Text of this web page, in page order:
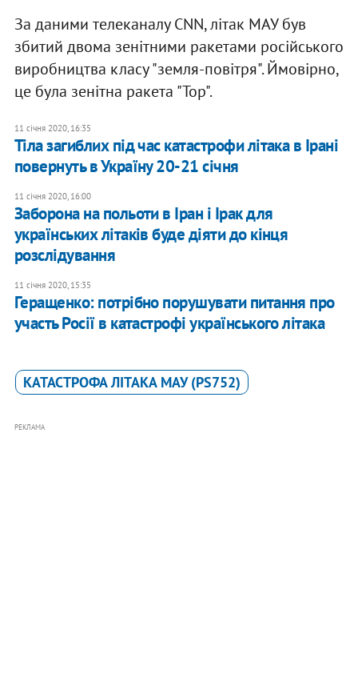
За даними телеканалу CNN, літак МАУ був
збитий двома зенітними ракетами російського
виробництва класу "земля-повітря". Ймовірно,
це була зенітна ракета "Тор".
11 січня 2020, 16:35
Тіла загиблих під час катастрофи літака в Ірані
повернуть в Україну 20-21 січня
11 січня 2020, 16:00
Заборона на польоти в Іран і Ірак для
українських літаків буде діяти до кінця
розслідування
11 січня 2020, 15:35
Геращенко: потрібно порушувати питання про
участь Росії в катастрофі українського літака
КАТАСТРОФА ЛІТАКА MАУ (PS752)
РЕКЛАМА